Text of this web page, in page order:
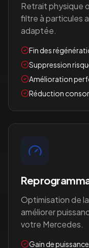
Retrait physique
filtre à particules
adaptée.
Fin des
Suppression
Amélioration
Réduction
Optimisation de
améliorer
votre Mercedes.
Gain de